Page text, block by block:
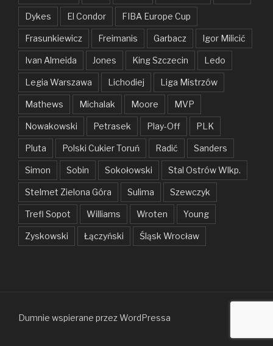
Dykes El Condor FIBA Europe Cup
Frasunkiewicz Freimanis Garbacz Igor Milicić
Ivan Almeida Jones King Szczecin Ledo
Legia Warszawa Lichodiej Liga Mistrzów
Mathews Michalak Moore MVP
Nowakowski Petrasek Play-Off PLK
Pluta Polski Cukier Toruń Radić Sanders
Simon Sobin Sokołowski Stal Ostrów Wlkp.
Stelmet Zielona Góra Sulima Szewczyk
Trefl Sopot Williams Wroten Young
Zyskowski Łączyński Śląsk Wrocław
Dumnie wspierane przez WordPressa